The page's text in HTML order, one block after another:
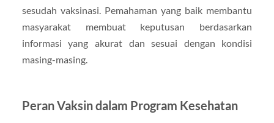
sesudah vaksinasi. Pemahaman yang baik membantu
masyarakat membuat keputusan berdasarkan
informasi yang akurat dan sesuai dengan kondisi
masing-masing.
Peran Vaksin dalam Program Kesehatan